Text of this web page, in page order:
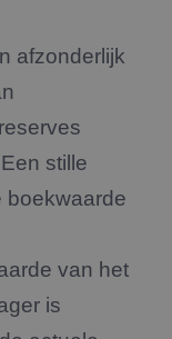
afzonderlijk
stille
boekwaarde
van het
is